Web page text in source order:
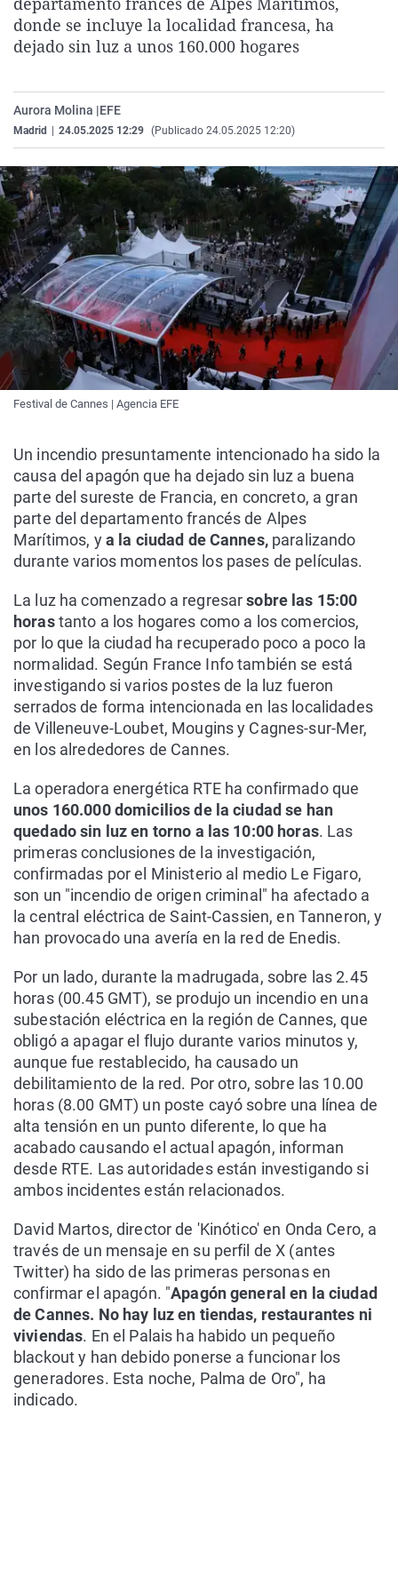
La rosa de los vientos
Gente viajera
Caso
Retornados
Extremadura
Galicia
País Vasco
Virales
Televisión
donde se incluye la localidad francesa, ha
dejado sin luz a unos 160.000 hogares
Aurora Molina |EFE
Madrid 24.05.2025 12:29 (Publicado 24.05.2025 12:20)
Festival de Cannes | Agencia EFE
Un incendio presuntamente intencionado ha sido la
causa del apagón que ha dejado sin luz a buena
parte del sureste de Francia, en concreto, a gran
parte del departamento francés de Alpes
Marítimos, ya la ciudad de Cannes, paralizando
durante varios momentos los pases de películas.
La luz ha comenzado a regresarsobre las 15:00
horastanto a los hogares como a los comercios,
por lo que la ciudad ha recuperado poco a poco la
normalidad. Según France Info también se está
investigando si varios postes de la luz fueron
serrados de forma intencionada en las localidades
de Villeneuve-Loubet, Mougins y Cagnes-sur-Mer,
en los alrededores de Cannes.
La operadora energética RTE ha confirmado que
unos 160.000 domicilios de la ciudad se han
quedado sin luz en torno a las 10:00 horas. Las
primeras conclusiones de la investigación,
confirmadas por el Ministerio al medio Le Figaro,
son un "incendio de origen criminal" ha afectado a
la central eléctrica de Saint-Cassien, en Tanneron, y
han provocado una avería en la red de Enedis.
Por un lado, durante la madrugada, sobre las 2.45
horas (00.45 GMT), se produjo un incendio en una
subestación eléctrica en la región de Cannes, que
obligó a apagar el flujo durante varios minutos y,
aunque fue restablecido, ha causado un
debilitamiento de la red. Por otro, sobre las 10.00
horas (8.00 GMT) un poste cayó sobre una línea de
alta tensión en un punto diferente, lo que ha
acabado causando el actual apagón, informan
desde RTE. Las autoridades están investigando si
ambos incidentes están relacionados.
David Martos, director de 'Kinótico' en Onda Cero, a
través de un mensaje en su perfil de X (antes
Twitter) ha sido de las primeras personas en
confirmar el apagón. "Apagón general en la ciudad
de Cannes. No hay luz en tiendas, restaurantes ni
viviendas. En el Palais ha habido un pequeño
blackout y han debido ponerse a funcionar los
generadores. Esta noche, Palma de Oro", ha
indicado.